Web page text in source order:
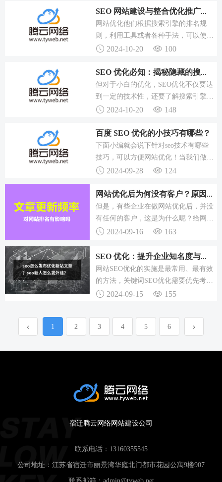
客户，提高网站的排名。如果你想让你
的网站排名高，提高你的网站排名，你
必须优化你的网站。网站优化应该怎么
做？
SEO 网站建设与整合优化推广服务：提升网站排名的最佳策略
网站优化他们根据搜索引擎的排名规
则，利用工具或者各种手法，可以使网
站在搜索引擎的结果中获得较好的排名
衷是值得肯定的：帮助不懂网络营销企
业重新规划设计网站，即利用合理的网
站设计策略，使自己的网站符合搜索引
擎的搜索规则，从而获得应有的网站排
2024-10-20 100
SEO 优化必知：揭秘隐藏的搜索引擎规则，提升网站排名
但对于小白的优化，SEO优化不仅要达
到一定的技术性，还要了解搜索引擎的
规则，使优化效果更加显著。那么，有
提高排名呢？他们还应该了解搜索引擎
的优化规则，实现SEO优化，在角落超
车，提高网站排名，吸引更多用户点
击，提高网站排名的稳定性！
2024-10-20 148
百度 SEO 优化的小技巧有哪些？
下面小编就会说下针对seo技术有哪些
技巧，可以方便网站优化！当我们做网
站建设时，在对等网站有差异的时候，
有很大的优势，在这种情况下，当然也
可以做一些活动推广，一些资源下载以
提高网站的权重，这更有利于百度搜索
引擎优化排名，更有利于百度搜索引擎
2024-09-28 124
网站优化后为何没有客户？原因可能是网站没有排名
但是，有些企业在做网站优化后，并没
有任何的客户，这是为什么呢？给网站
做了优化，依然没有客户，出现这种情
导致的。这是因为网站所选择的关键词
没有人搜索，而做这样的关键词优化也
就没有任何的意义。以上就是做了网站
优化，依然没有客户的原因，以及解决
2024-09-16 163
SEO 优化：提升企业知名度与流量的关键策略
网站SEO优化的实施是最常用、最有效
的方法，关键词SEO优化需要优先考
虑。对于排名上升，SEO优化关键词优
以长期保持稳定的排名，24小时容易找
到客户；SEO可以打造品牌，稳定自然
来稳定的长期客户。更容易提高网站的
2024-09-15 155
1 2 3 4 5 6
宿迁腾云网络网站建设公司
联系电话： 13160355545
公司地址：江苏省宿迁市丽景湾华庭北门都市花园公寓9楼907